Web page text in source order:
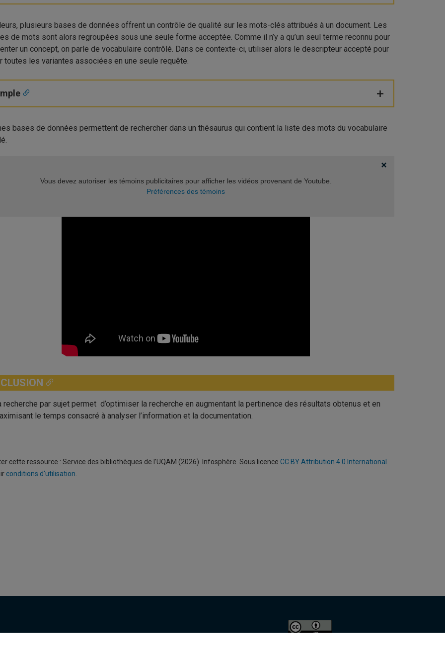
plusieurs bases de données offrent un contrôle de qualité sur les mots-clés attribués à un document. Les
de mots sont alors regroupées sous une seule forme acceptée. Comme il n’y a qu’un seul terme reconnu pour
un concept, on parle de vocabulaire contrôlé. Dans ce contexte-ci, utiliser alors le descripteur accepté pour
toutes les variantes associées en une seule requête.
bases de données permettent de rechercher dans un thésaurus qui contient la liste des mots du vocabulaire
Vous devez autoriser les témoins publicitaires pour afficher les vidéos provenant de Youtube.
Préférences des témoins
recherche par sujet permet d’optimiser la recherche en augmentant la pertinence des résultats obtenus et en
le temps consacré à analyser l’information et la documentation.
cette ressource : Service des bibliothèques de l’UQAM (2026). Infosphère. Sous licence CC BY Attribution 4.0 International
conditions d'utilisation